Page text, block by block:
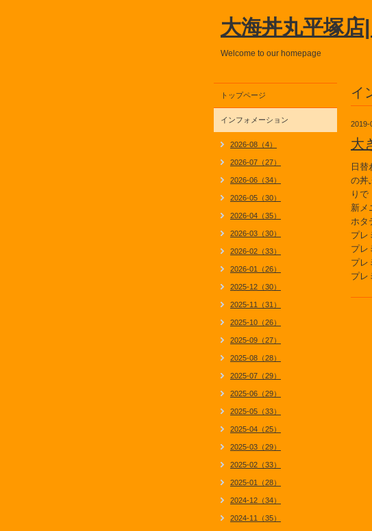
大海丼丸平塚
Welcome to our homepage
イ
2019-
大
日
の丼
りで
新メ
ホタ
プレ
プレ
プ
プレ
トップページ
インフォメーション
2026-08（4）
2026-07（27）
2026-06（34）
2026-05（30）
2026-04（35）
2026-03（30）
2026-02（33）
2026-01（26）
2025-12（30）
2025-11（31）
2025-10（26）
2025-09（27）
2025-08（28）
2025-07（29）
2025-06（29）
2025-05（33）
2025-04（25）
2025-03（29）
2025-02（33）
2025-01（28）
2024-12（34）
2024-11（35）